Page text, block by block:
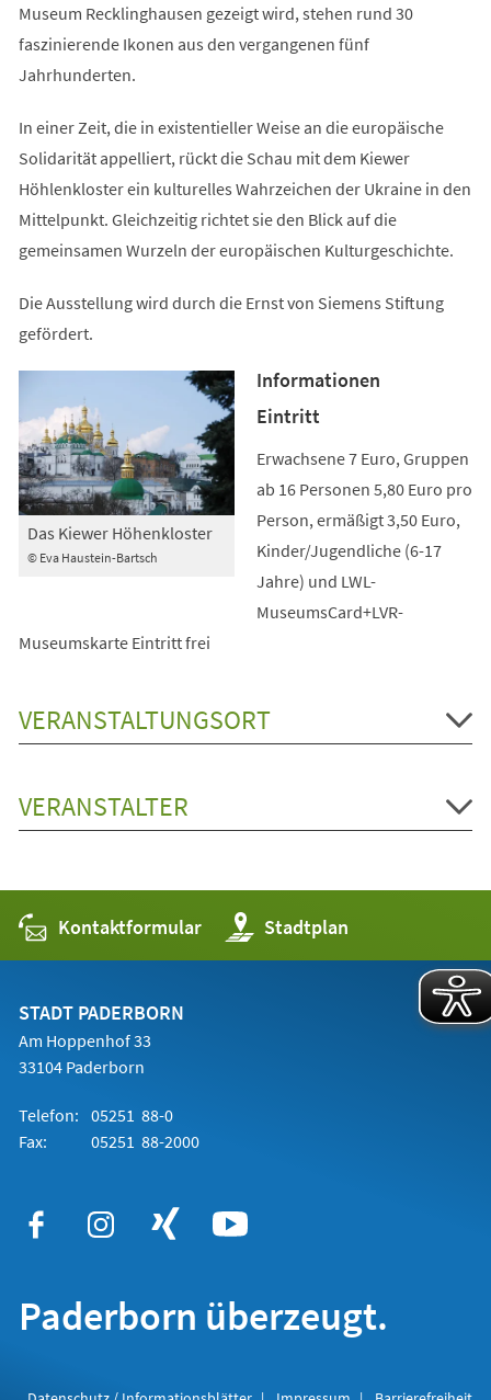
Museum Recklinghausen gezeigt wird, stehen rund 30
faszinierende Ikonen aus den vergangenen fünf
Jahrhunderten.
In einer Zeit, die in existentieller Weise an die europäische
Solidarität appelliert, rückt die Schau mit dem Kiewer
Höhlenkloster ein kulturelles Wahrzeichen der Ukraine in den
Mittelpunkt. Gleichzeitig richtet sie den Blick auf die
gemeinsamen Wurzeln der europäischen Kulturgeschichte.
Die Ausstellung wird durch die Ernst von Siemens Stiftung
gefördert.
© Eva Haustein-Bartsch
Das Kiewer Höhenkloster
Informationen
Eintritt
Erwachsene 7 Euro, Gruppen
ab 16 Personen 5,80 Euro pro
Person, ermäßigt 3,50 Euro,
Kinder/Jugendliche (6-17
Jahre) und LWL-
MuseumsCard+LVR-
Museumskarte Eintritt frei
VERANSTALTUNGSORT
VERANSTALTER
Kontaktformular Stadtplan
(Öffnet
in
einem
STADT PADERBORN
Am Hoppenhof 33
33104 Paderborn
Telefon: 05251 88-0
Fax:
05251 88-2000
Paderborn überzeugt.